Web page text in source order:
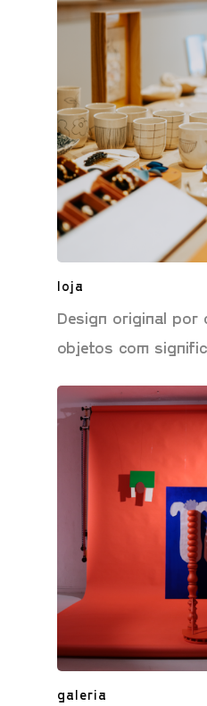
loja
Design original
objetos com
galeria